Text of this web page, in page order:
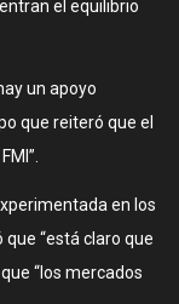
el equilibrio
un apoyo
que reiteró que el
en los
“está claro que
“los mercados